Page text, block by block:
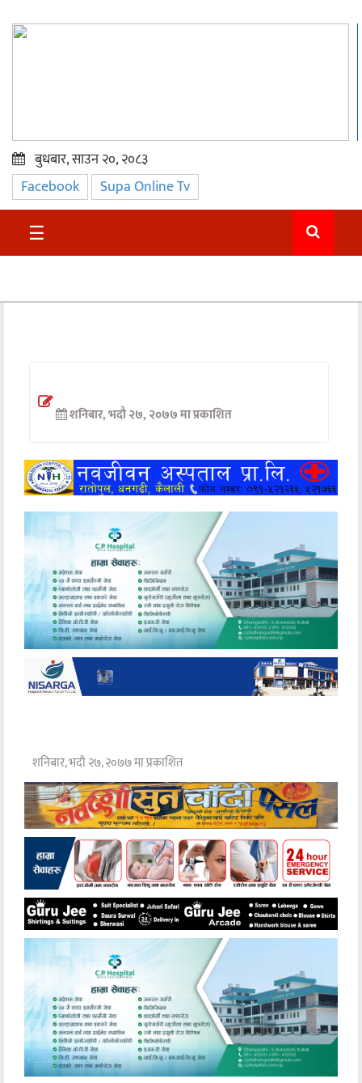
प्रमुख
समाचार
सुदुर
अन्तर्वार्ता
खेलकुद
मनोरञ्जन
अन्य
बुधबार, साउन २०, २०८३
Facebook Supa Online Tv
☰
शनिबार, भदौ २७, २०७७ मा प्रकाशित
शनिबार, भदौ २७, २०७७ मा प्रकाशित